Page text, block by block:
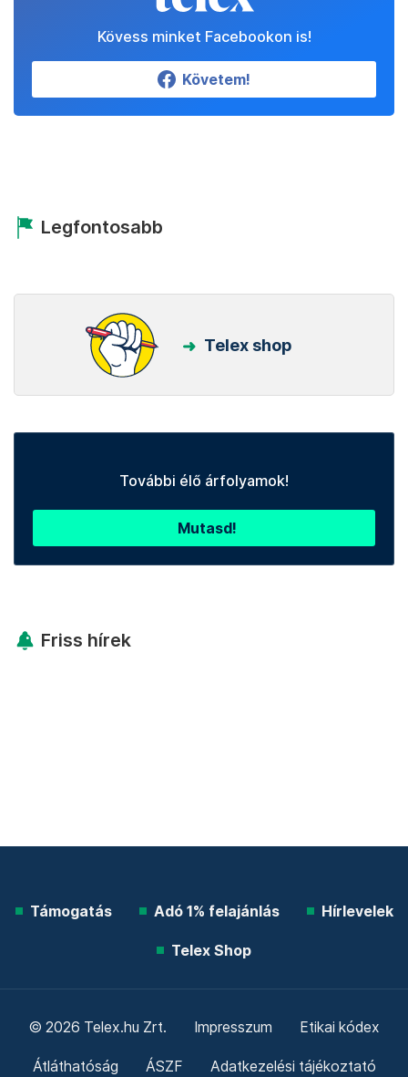
Kövess minket Facebookon is!
Követem!
Legfontosabb
Telex shop
További élő árfolyamok!
Mutasd!
Friss hírek
Támogatás Adó 1% felajánlás Hírlevelek
Telex Shop
© 2026 Telex.hu Zrt. Impresszum Etikai kódex
Átláthatóság ÁSZF Adatkezelési tájékoztató